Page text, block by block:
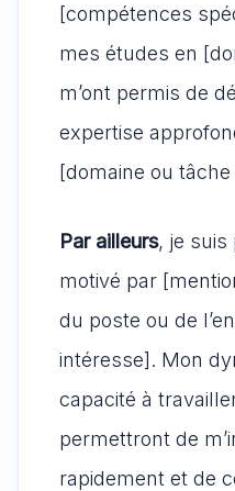
[compétences
mes études en
m’ont permis de
expertise
[domaine ou
Par ailleurs, je suis
motivé par
du poste ou de
intéresse]. Mon
capacité à
permettront de
rapidement et de